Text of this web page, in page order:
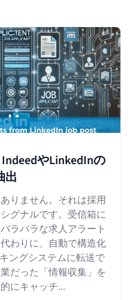
やLinkedInの
出
りません。それは採用
グナルです。受信箱に
ラバラな求人アラート
わりに、自動で構造化
ングシステムに転送で
だった「情報収集」を
にキャッチ...